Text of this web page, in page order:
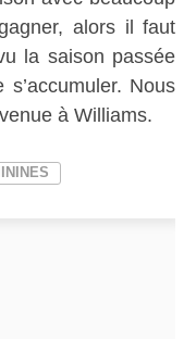
alors il faut
la saison passée
Nous
à Williams.